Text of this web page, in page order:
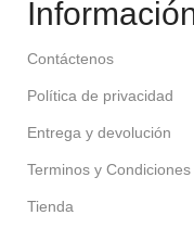
Contáctenos
Política de privacidad
Entrega y devolución
Terminos y Condiciones
Tienda